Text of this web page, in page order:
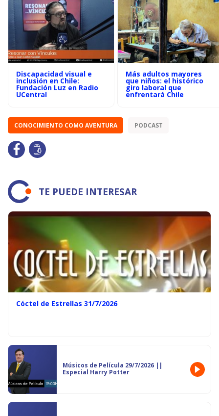
Discapacidad visual e
inclusión en Chile:
Fundación Luz en Radio
UCentral
Más adultos mayores
que niños: el histórico
giro laboral que
enfrentará Chile
CONOCIMIENTO COMO AVENTURA PODCAST
TE PUEDE INTERESAR
Cóctel de Estrellas 31/7/2026
Músicos de Película 29/7/2026 ||
Especial Harry Potter